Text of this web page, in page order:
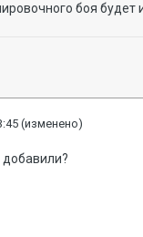
боя
(изменено)